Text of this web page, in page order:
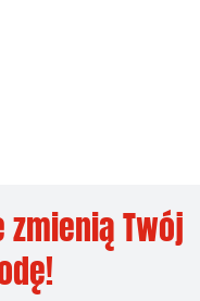
Twój